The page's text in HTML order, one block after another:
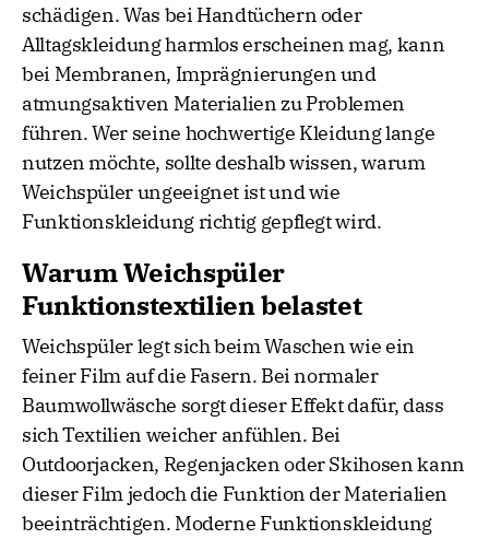
schädigen. Was bei Handtüchern oder
Alltagskleidung harmlos erscheinen mag, kann
bei Membranen, Imprägnierungen und
atmungsaktiven Materialien zu Problemen
führen. Wer seine hochwertige Kleidung lange
nutzen möchte, sollte deshalb wissen, warum
Weichspüler ungeeignet ist und wie
Funktionskleidung richtig gepflegt wird.
Warum Weichspüler
Funktionstextilien belastet
Weichspüler legt sich beim Waschen wie ein
feiner Film auf die Fasern. Bei normaler
Baumwollwäsche sorgt dieser Effekt dafür, dass
sich Textilien weicher anfühlen. Bei
Outdoorjacken, Regenjacken oder Skihosen kann
dieser Film jedoch die Funktion der Materialien
beeinträchtigen. Moderne Funktionskleidung